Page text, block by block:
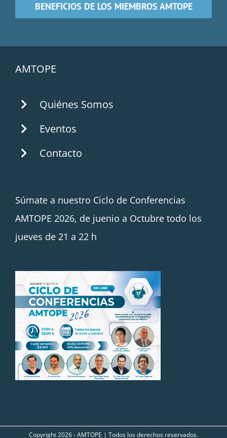
BENEFICIOS DE LOS MIEMBROS AMTOPE
AMTOPE
Quiénes Somos
Eventos
Contacto
Súmate a nuestro Ciclo de Conferencias
AMTOPE 2026, de juenio a Octubre todo los
jueves de 21 a 22 h
Copyright2026 - AMTOPE | Todos los derechos reservados.